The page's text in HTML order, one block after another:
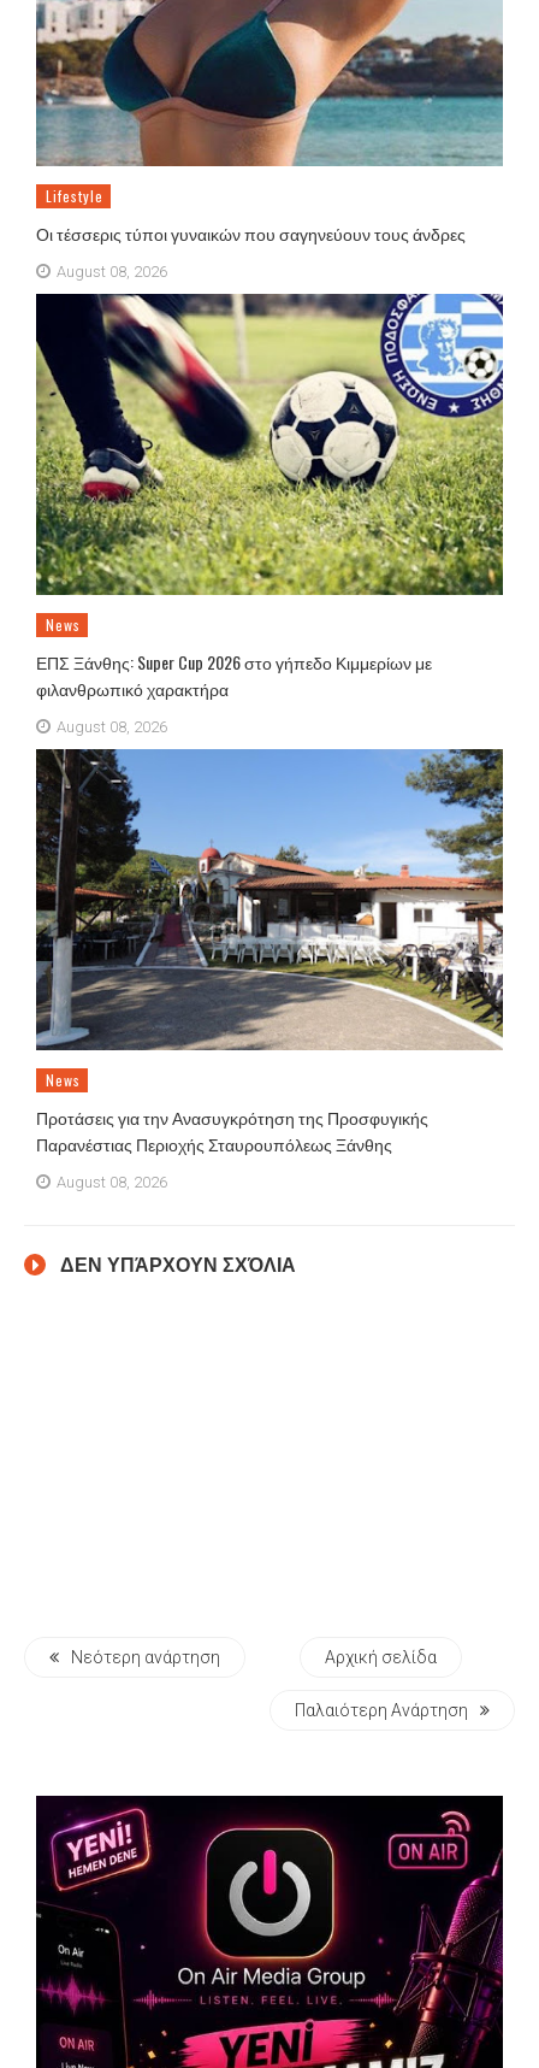
Lifestyle
Οι τέσσερις τύποι γυναικών που σαγηνεύουν τους άνδρες
August 08, 2026
News
ΕΠΣ Ξάνθης: Super Cup 2026 στο γήπεδο Κιμμερίων με
φιλανθρωπικό χαρακτήρα
August 08, 2026
News
Προτάσεις για την Ανασυγκρότηση της Προσφυγικής
Παρανέστιας Περιοχής Σταυρουπόλεως Ξάνθης
August 08, 2026
ΔΕΝ ΥΠΆΡΧΟΥΝ ΣΧΌΛΙΑ
Νεότερη ανάρτηση Αρχική σελίδα
Παλαιότερη Ανάρτηση